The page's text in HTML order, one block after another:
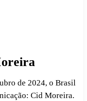
de 2024, o Brasil
Cid Moreira.